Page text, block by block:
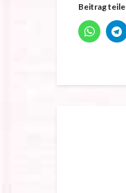
Beitrag